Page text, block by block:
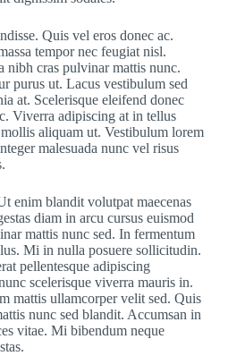
Quis vel eros donec ac.
tempor nec feugiat nisl.
nibh cras pulvinar mattis nunc.
purus ut. Lacus vestibulum sed
at. Scelerisque eleifend donec
Viverra adipiscing at in tellus
aliquam ut. Vestibulum lorem
malesuada nunc vel risus
enim blandit volutpat maecenas
diam in arcu cursus euismod
mattis nunc sed. In fermentum
Mi in nulla posuere sollicitudin.
pellentesque adipiscing
scelerisque viverra mauris in.
mattis ullamcorper velit sed. Quis
nunc sed blandit. Accumsan in
vitae. Mi bibendum neque